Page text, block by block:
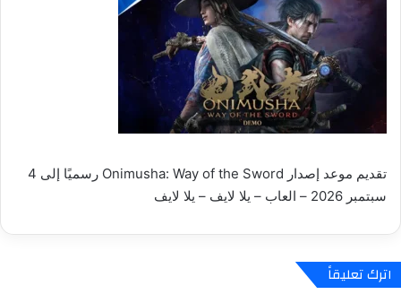
تقديم موعد إصدار Onimusha: Way of the Sword رسميًا إلى 4
سبتمبر 2026 – العاب – يلا لايف – يلا لايف
اترك تعليقاً